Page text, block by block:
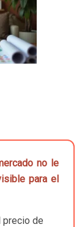
no le
para el
precio de